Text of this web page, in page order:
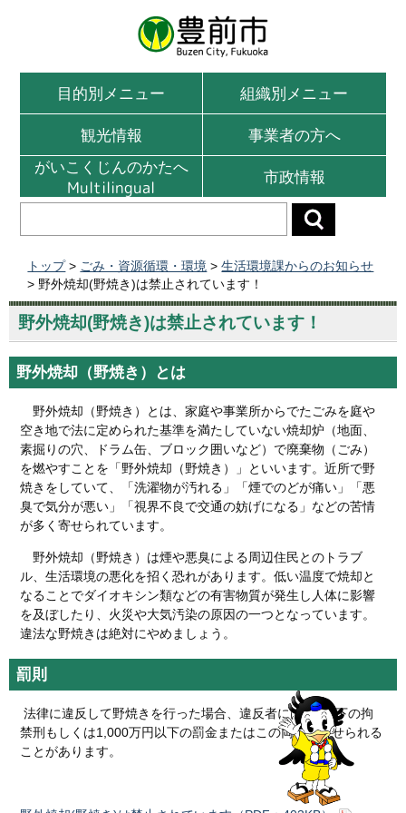
目的別メニュー
組織別メニュー
観光情報
事業者の方へ
がいこくじんのかたへ
Multilingual
市政情報
トップ > ごみ・資源循環・環境 >生活環境課からのお知らせ
> 野外焼却(野焼き)は禁止されています！
野外焼却(野焼き)は禁止されています！
野外焼却（野焼き）とは
野外焼却（野焼き）とは、家庭や事業所からでたごみを庭や
空き地で法に定められた基準を満たしていない焼却炉（地面、
素掘りの穴、ドラム缶、ブロック囲いなど）で廃棄物（ごみ）
を燃やすことを「野外焼却（野焼き）」といいます。近所で野
焼きをしていて、「洗濯物が汚れる」「煙でのどが痛い」「悪
臭で気分が悪い」「視界不良で交通の妨げになる」などの苦情
が多く寄せられています。
野外焼却（野焼き）は煙や悪臭による周辺住民とのトラブ
ル、生活環境の悪化を招く恐れがあります。低い温度で焼却と
なることでダイオキシン類などの有害物質が発生し人体に影響
を及ぼしたり、火災や大気汚染の原因の一つとなっています。
違法な野焼きは絶対にやめましょう。
罰則
法律に違反して野焼きを行った場合、違反者には5年以下の拘
禁刑もしくは1,000万円以下の罰金またはこの両方が科せられる
ことがあります。